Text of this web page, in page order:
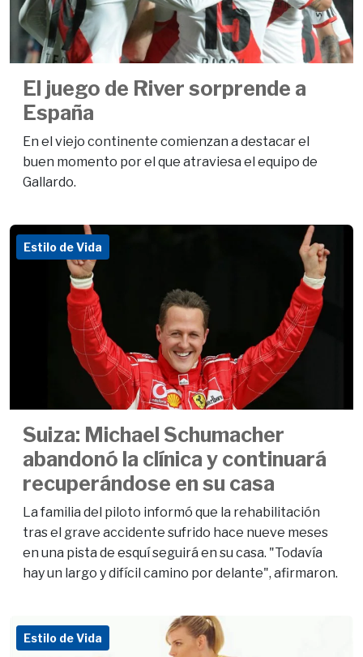
El juego de River sorprende a
España
En el viejo continente comienzan a destacar el
buen momento por el que atraviesa el equipo de
Gallardo.
Estilo de Vida
Suiza: Michael Schumacher
abandonó la clínica y continuará
recuperándose en su casa
La familia del piloto informó que la rehabilitación
tras el grave accidente sufrido hace nueve meses
en una pista de esquí seguirá en su casa. "Todavía
hay un largo y difícil camino por delante", afirmaron.
Estilo de Vida